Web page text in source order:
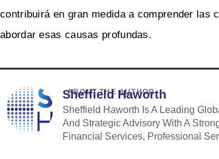
contribuirá en gran medida a comprender las
abordar esas causas profundas.
ABOUT THE AUTHOR
Sheffield Haworth
Sheffield Haworth Is A Leading
And Strategic Advisory With A
Financial Services, Professional